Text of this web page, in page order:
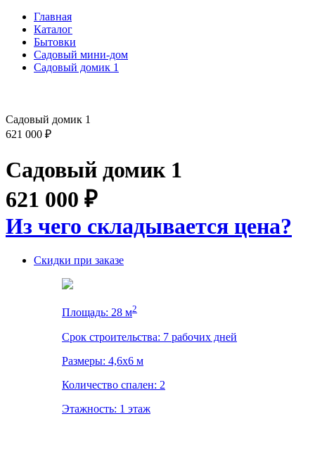
Главная
Каталог
Бытовки
Садовый мини-дом
Садовый домик 1
Садовый домик 1
621 000 ₽
Садовый домик 1
621 000 ₽
Из чего складывается цена?
Скидки при заказе
Площадь: 28 м2
Срок строительства: 7 рабочих дней
Размеры: 4,6х6 м
Количество спален: 2
Этажность: 1 этаж